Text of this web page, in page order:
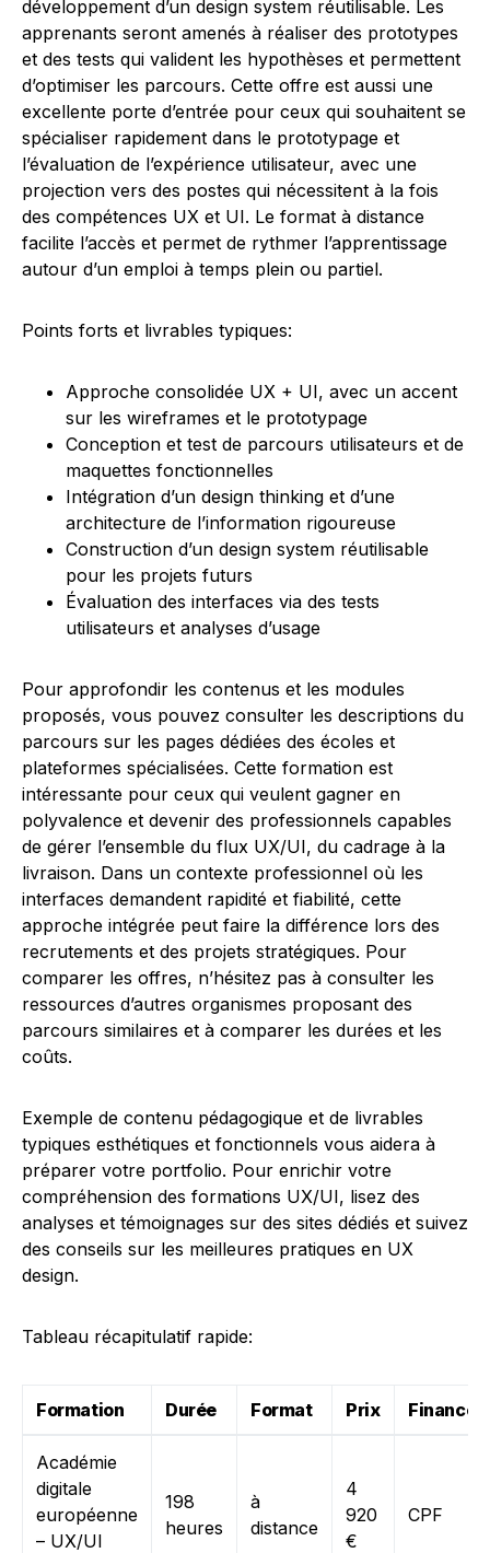
développement d’un design system réutilisable. Les
apprenants seront amenés à réaliser des prototypes
et des tests qui valident les hypothèses et permettent
d’optimiser les parcours. Cette offre est aussi une
excellente porte d’entrée pour ceux qui souhaitent se
spécialiser rapidement dans le prototypage et
l’évaluation de l’expérience utilisateur, avec une
projection vers des postes qui nécessitent à la fois
des compétences UX et UI. Le format à distance
facilite l’accès et permet de rythmer l’apprentissage
autour d’un emploi à temps plein ou partiel.
Points forts et livrables typiques:
Approche consolidée UX + UI, avec un accent
sur les wireframes et le prototypage
Conception et test de parcours utilisateurs et de
maquettes fonctionnelles
Intégration d’un design thinking et d’une
architecture de l’information rigoureuse
Construction d’un design system réutilisable
pour les projets futurs
Évaluation des interfaces via des tests
utilisateurs et analyses d’usage
Pour approfondir les contenus et les modules
proposés, vous pouvez consulter les descriptions du
parcours sur les pages dédiées des écoles et
plateformes spécialisées. Cette formation est
intéressante pour ceux qui veulent gagner en
polyvalence et devenir des professionnels capables
de gérer l’ensemble du flux UX/UI, du cadrage à la
livraison. Dans un contexte professionnel où les
interfaces demandent rapidité et fiabilité, cette
approche intégrée peut faire la différence lors des
recrutements et des projets stratégiques. Pour
comparer les offres, n’hésitez pas à consulter les
ressources d’autres organismes proposant des
parcours similaires et à comparer les durées et les
coûts.
Exemple de contenu pédagogique et de livrables
typiques esthétiques et fonctionnels vous aidera à
préparer votre portfolio. Pour enrichir votre
compréhension des formations UX/UI, lisez des
analyses et témoignages sur des sites dédiés et suivez
des conseils sur les meilleures pratiques en UX
design.
Tableau récapitulatif rapide:
Formation Durée Format Prix
Académie
digitale
européenne
– UX/UI
198
heures
à
distance
4
920
€
CPF